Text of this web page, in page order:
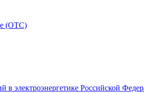
(ОТС)
в электроэнергетике Российской